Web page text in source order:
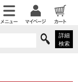
詳細
検索